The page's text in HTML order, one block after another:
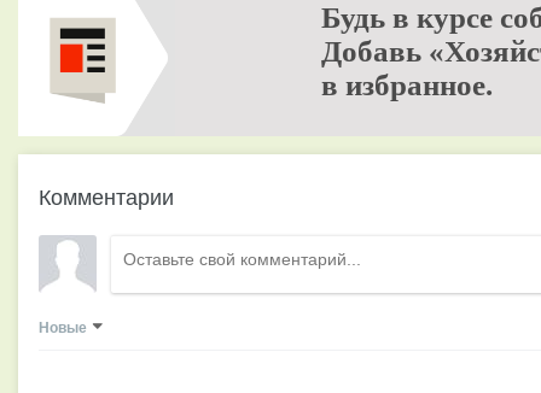
Будь в курсе
Добавь
в избранное.
Комментарии
Новые